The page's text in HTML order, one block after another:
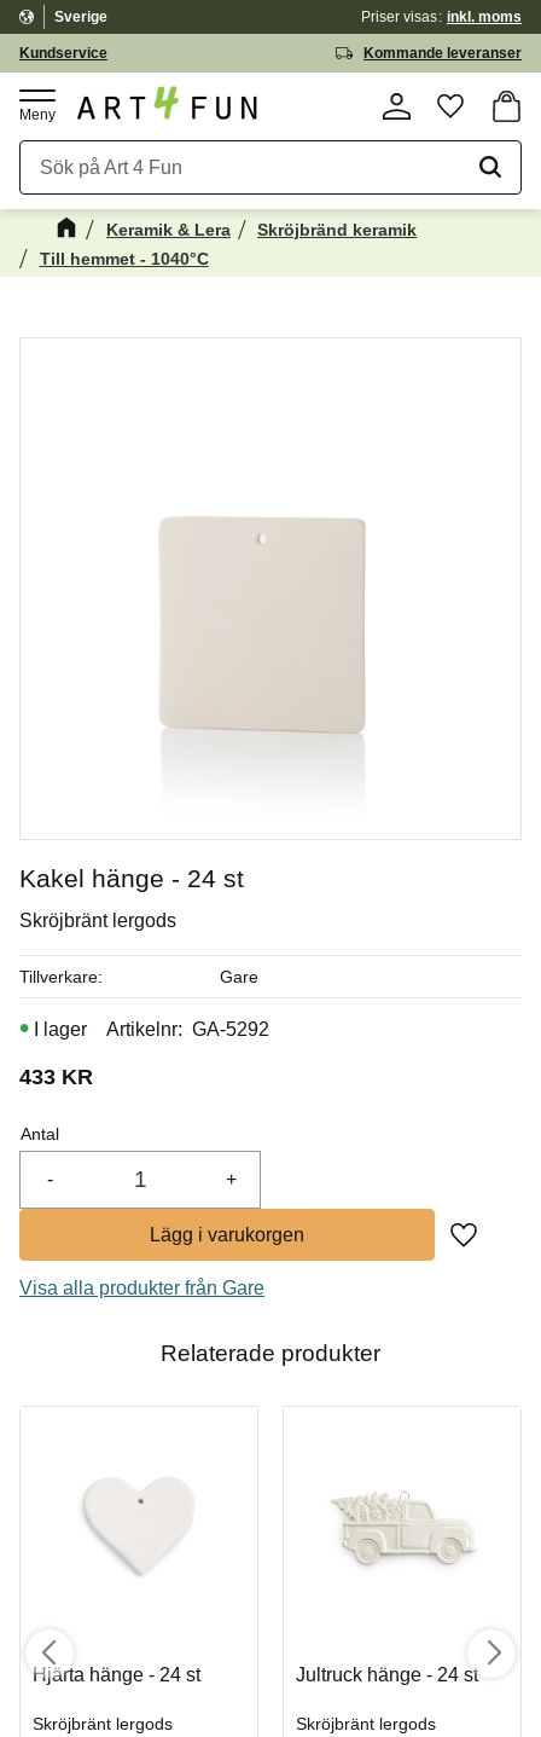
Meny
Kundservice Kommande leveranser
Sverige Priser visas inkl. moms
Keramik & Lera
Skröjbränd keramik
Till hemmet - 1040°C
Penslar från Royal & Langnickel
I lager
Kakel hänge - 24 st
Skröjbränt lergods
433 KR
Antal
+
-
Lägg till
I lager Artikelnr GA-5292
Tillverkare Gare
Visa alla produkter från Gare
Relaterade produkter
Hjärta hänge - 24 st
Skröjbränt lergods
Jultruck hänge - 24 st
Skröjbränt lergods